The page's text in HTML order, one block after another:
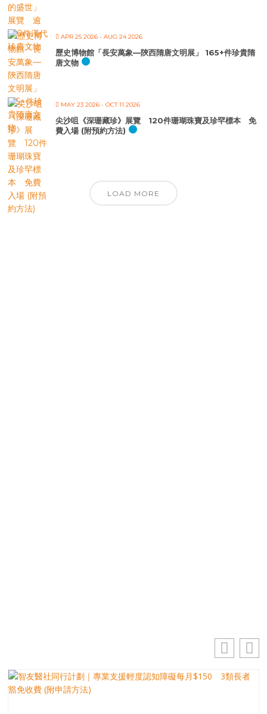
APR 25 2026 - AUG 24 2026
歷史博物館「長安萬象—陝西隋唐文明展」 165+件珍貴隋
唐文物
MAY 23 2026 - OCT 11 2026
尖沙咀《深珊藏珍》展覽 120件珊瑚珠寶及珍罕標本 免
費入場 (附預約方法)
LOAD MORE